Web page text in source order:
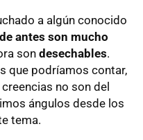
a algún conocido
antes son mucho
son desechables.
que podríamos contar,
no son del
ángulos desde los
tema.